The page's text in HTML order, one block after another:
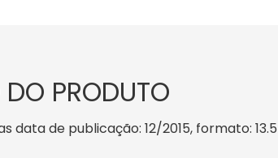
PRODUTO
data de publicação: 12/2015, formato: